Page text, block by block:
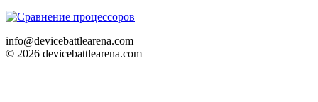
info@devicebattlearena.com
© 2026 devicebattlearena.com